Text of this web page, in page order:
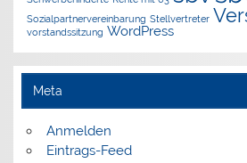
Sozialpartnervereinbarung Stellvertreter
vorstandssitzung WordPress
Meta
Anmelden
Eintrags-Feed